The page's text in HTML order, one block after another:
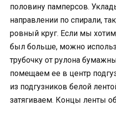
половину памперсов.
направлении по спирали,
ровный круг. Если мы
был больше, можно
трубочку от рулона
помещаем ее в центр
из подгузников белой
затягиваем. Концы ленты